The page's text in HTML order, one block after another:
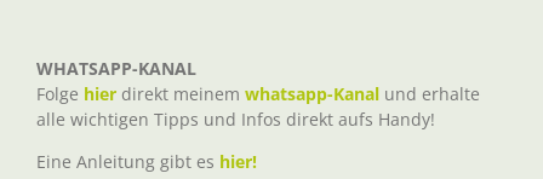
WHATSAPP-KANAL
Folge hier direkt meinem whatsapp-Kanal und erhalte
alle wichtigen Tipps und Infos direkt aufs Handy!
Eine Anleitung gibt es hier!